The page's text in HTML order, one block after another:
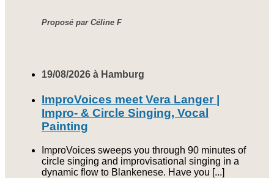
Proposé par Céline F
19/08/2026 à Hamburg
ImproVoices meet Vera Langer |
Impro- & Circle Singing, Vocal
Painting
ImproVoices sweeps you through 90 minutes of
circle singing and improvisational singing in a
dynamic flow to Blankenese. Have you [...]